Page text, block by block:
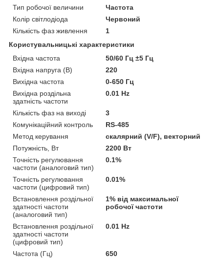
Тип робочої величини
Частота
Колір світлодіода
Червоний
Кількість фаз живлення
1
Користувальницькі характеристики
Вхідна частота
50/60 Гц ±5 Гц
Вхідна напруга (В)
220
Вихідна частота
0-650 Гц
Вихідна роздільна
здатність частоти
0.01 Hz
Кількість фаз на виході
3
Комунікаційний контроль
RS-485
Метод керування
скалярний (V/F), векторний
Потужність, Вт
2200 Вт
Точність регулювання
частоти (аналоговий тип)
0.1%
Точність регулювання
частоти (цифровий тип)
0.01%
Встановлення роздільної
здатності частоти
(аналоговий тип)
1% від максимальної
робочої частоти
Встановлення роздільної
здатності частоти
(цифровий тип)
0.01 Hz
Частота (Гц) 650